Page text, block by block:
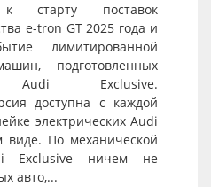
старту поставок
e-tron GT 2025 года и
лимитированной
подготовленных
Audi Exclusive.
доступна с каждой
электрических Audi
виде. По механической
Exclusive ничем не
авто,...